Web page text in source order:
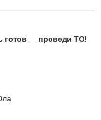
— проведи ТО!